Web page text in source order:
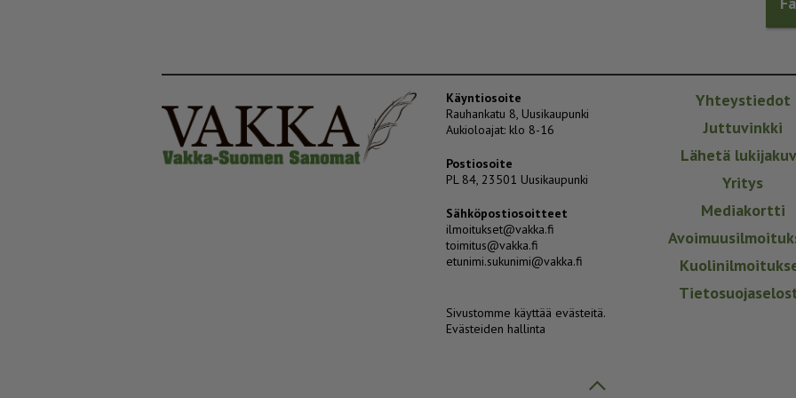
Käyntiosoite
Rauhankatu 8, Uusikaupunki
Aukioloajat: klo 8-16
Postiosoite
PL 84, 23501 Uusikaupunki
Sähköpostiosoitteet
ilmoitukset@vakka.fi
toimitus@vakka.fi
etunimi.sukunimi@vakka.fi
Sivustomme käyttää evästeitä.
Evästeiden hallinta
Yhteystiedot
Juttuvinkki
Lähetä
Yritys
Mediakortti